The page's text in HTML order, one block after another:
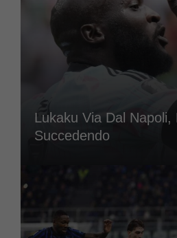
Lukaku Via Dal Napoli,
Succedendo